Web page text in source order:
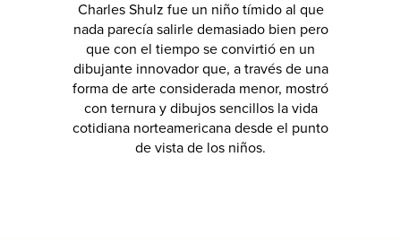
Charles Shulz fue un niño tímido al que
nada parecía salirle demasiado bien pero
que con el tiempo se convirtió en un
dibujante innovador que, a través de una
forma de arte considerada menor, mostró
con ternura y dibujos sencillos la vida
cotidiana norteamericana desde el punto
de vista de los niños.